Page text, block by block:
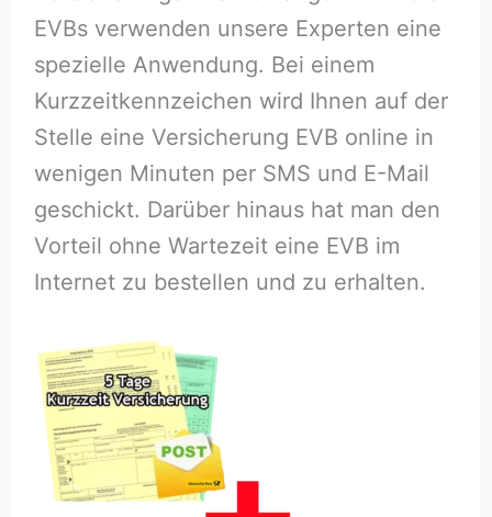
EVBs verwenden unsere Experten eine
spezielle Anwendung. Bei einem
Kurzzeitkennzeichen wird Ihnen auf der
Stelle eine Versicherung EVB online in
wenigen Minuten per SMS und E-Mail
geschickt. Darüber hinaus hat man den
Vorteil ohne Wartezeit eine EVB im
Internet zu bestellen und zu erhalten.